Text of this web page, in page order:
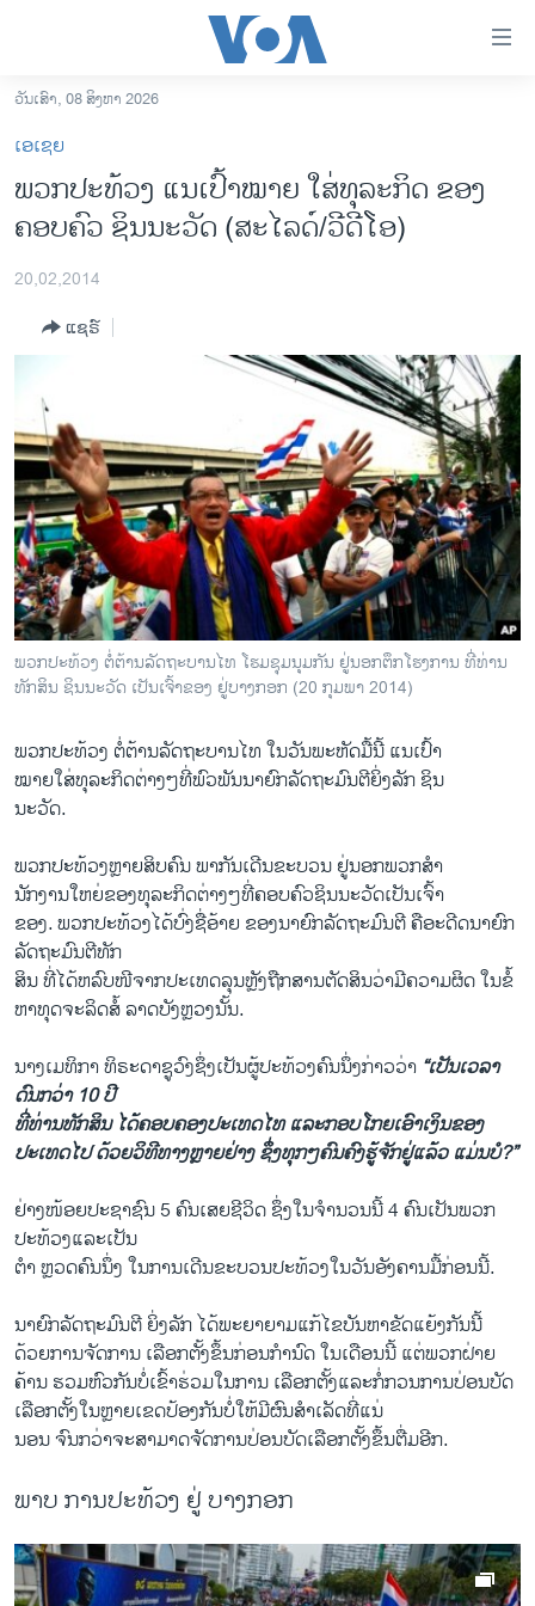
ເຂົ້າ
ຫາ
ຂ້າມ
ຂ້າມ
ຫາ
ອາເມຣິກາ
ຂ່າວ​ຈີນ
ໂລກ
ອິດສະຫຼະພາບດ້ານການຂ່າວ
ຊີວິດຊາວລາວ
ຊຸມຊົນຊາວລາວ
ວິທະຍາສາດ-ເທັກໂນໂລຈີ
ທຸລະກິດ
ພາສາອັງກິດ
ວີດີໂອ
ລາຍການກະຈາຍສຽງ
ລາຍງານ
ຕິດຕາມພວກເຮົາ ທີ່
ພາສາຕ່າງໆ
ວັນເສົາ, 08 ສິງຫາ 2026
ເອເຊຍ
ພວກປະທ້ວງ ແນເປົ້າໝາຍ ໃສ່ທຸລະກິດ ຂອງ
ຄອບຄົວ ຊິນນະວັດ (ສະໄລດ໌/ວີດີໂອ)
20,02,2014
ແຊຣ໌
ພວກປະທ້ວງ ຕໍ່ຕ້ານລັດຖະບານໄທ ໂຮມຊຸມນຸມກັນ ຢູ່ນອກຕຶກໂຮງການ ທີ່ທ່ານ
ທັກສິນ ຊິນນະວັດ ເປັນເຈົ້າຂອງ ຢູ່ບາງກອກ (20 ກຸມພາ 2014)
ພວກປະທ້ວງ ຕໍ່ຕ້ານລັດຖະບານໄທ ໃນວັນພະຫັດມື້ນີ້ ແນເປົ້າ
ໝາຍໃສ່ທຸລະກິດຕ່າງໆທີ່ພົວພັນນາຍົກລັດຖະມົນຕີຍິ່ງລັກ ຊິນ
ນະວັດ.
ພວກປະທ້ວງຫຼາຍສິບຄົນ ພາກັນເດີນຂະບວນ ຢູ່ນອກພວກສຳ
ນັກງານໃຫຍ່ຂອງທຸລະກິດຕ່າງໆທີ່ຄອບຄົວຊິນນະວັດເປັນເຈົ້າ
ຂອງ. ພວກປະທ້ວງໄດ້ບົ່ງຊື່ອ້າຍ ຂອງນາຍົກລັດຖະມົນຕີ ຄືອະດີດນາຍົກ
ລັດຖະມົນຕີທັກ
ສິນ ທີ່ໄດ້ຫລົບໜີຈາກປະເທດລຸນຫຼັງຖືກສານຕັດສິນວ່າມີຄວາມຜິດ ໃນຂໍ້
ຫາທຸດຈະລິດສໍ້ ລາດບັງຫຼວງນັ້ນ.
ນາງເມທິກາ ທິຣະດາຊູວົງຊຶ່ງເປັນຜູ້ປະທ້ວງຄົນນຶ່ງກ່າວວ່າ “ເປັນເວລາ
ດົນກວ່າ 10 ປີ
ທີ່ທ່ານທັກສິນ ໄດ້ຄອບຄອງປະເທດໄທ ແລະກອບໂກຍເອົາເງິນຂອງ
ປະເທດໄປ ດ້ວຍວິທີທາງຫຼາຍຢ່າງ ຊຶ່ງທຸກໆຄົນຄົງຮູ້ຈັກຢູ່ແລ້ວ ແມ່ນບໍ?”
ຢ່າງໜ້ອຍປະຊາຊົນ 5 ຄົນເສຍຊີວິດ ຊຶ່ງໃນຈຳນວນນີ້ 4 ຄົນເປັນພວກ
ປະທ້ວງແລະເປັນ
ຕຳ ຫຼວດຄົນນຶ່ງ ໃນການເດີນຂະບວນປະທ້ວງໃນວັນອັງຄານມື້ກ່ອນນີ້.
ນາຍົກລັດຖະມົນຕີ ຍິ່ງລັກ ໄດ້ພະຍາຍາມແກ້ໄຂບັນຫາຂັດແຍ້ງກັນນີ້
ດ້ວຍການຈັດການ ເລືອກຕັ້ງຂຶ້ນກ່ອນກຳນົດ ໃນເດືອນນີ້ ແຕ່ພວກຝ່າຍ
ຄ້ານ ຮວມຫົວກັນບໍ່ເຂົ້າຮ່ວມໃນການ ເລືອກຕັ້ງແລະກໍ່ກວນການປ່ອນບັດ
ເລືອກຕັ້ງໃນຫຼາຍເຂດປ້ອງກັນບໍ່ໃຫ້ມີຜົນສຳເລັດທີ່ແນ່
ນອນ ຈົນກວ່າຈະສາມາດຈັດການປ່ອນບັດເລືອກຕັ້ງຂຶ້ນຕື່ມອີກ.
ພາບ​ ການ​ປະ​ທ້ວງ ຢູ່ ບາງກອກ